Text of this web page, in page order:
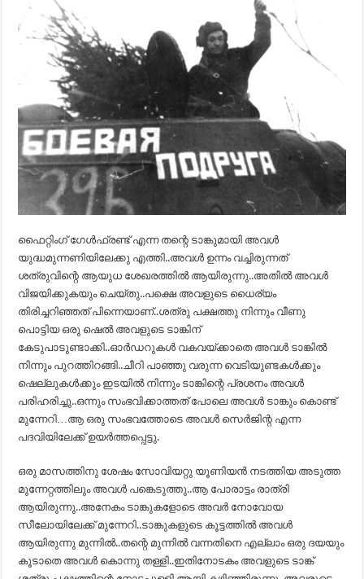
ഫൈറ്റിംഗ്‌ ഗേൾഫ്രണ്ട് എന്ന തന്റെ ടാങ്കുമായി അവൾ
യുദ്ധമുന്നണിയിലേക്കു എത്തി..അവൾ ഉന്നം വച്ചിരുന്നത്
ശത്രുവിന്റെ ആയുധ ശേഖരത്തിൽ ആയിരുന്നു..അതിൽ അവൾ
വിജയിക്കുകയും ചെയ്തു..പക്ഷെ അവളുടെ ധൈര്യം
തിരിച്ചറിഞ്ഞത് പിന്നെയാണ്..ശത്രു പക്ഷത്തു നിന്നും വീണു
പൊട്ടിയ ഒരു ഷെൽ അവളുടെ ടാങ്കിന്
കേടുപാടുണ്ടാക്കി..ഓർഡറുകൾ വകവയ്ക്കാതെ അവൾ ടാങ്കിൽ
നിന്നും പുറത്തിറങ്ങി..ചീറി പാഞ്ഞു വരുന്ന വെടിയുണ്ടകൾക്കും
ഷെല്ലുകൾക്കും ഇടയിൽ നിന്നും ടാങ്കിന്റെ പ്രശനം അവൾ
പരിഹരിച്ചു..ഒന്നും സംഭവിക്കാത്തത് പോലെ അവൾ ടാങ്കും കൊണ്ട്
മുന്നേറി…ആ ഒരു സംഭവത്തോടെ അവൾ സെർജിന്റ എന്ന
പദവിയിലേക്ക് ഉയർത്തപ്പെട്ടു.
ഒരു മാസത്തിനു ശേഷം സോവിയറ്റു യൂണിയൻ നടത്തിയ അടുത്ത
മുന്നേറ്റത്തിലും അവൾ പങ്കെടുത്തു..ആ പോരാട്ടം രാത്രി
ആയിരുന്നു..അനേകം ടാങ്കുകളോടെ അവർ നോവോയ
സീലോയിലേക്ക് മുന്നേറി..ടാങ്കുകളുടെ കൂട്ടത്തിൽ അവൾ
ആയിരുന്നു മുന്നിൽ..തന്റെ മുന്നിൽ വന്നതിനെ എല്ലാം ഒരു ദയയും
കൂടാതെ അവൾ കൊന്നു തള്ളി..ഇതിനോടകം അവളുടെ ടാങ്ക്